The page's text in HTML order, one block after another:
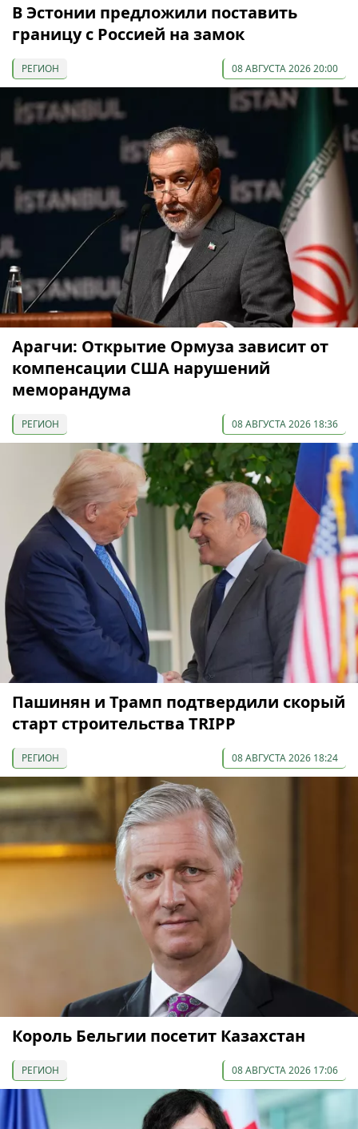
В Эстонии предложили поставить
границу с Россией на замок
РЕГИОН 08 АВГУСТА 2026 20:00
Арагчи: Открытие Ормуза зависит от
компенсации США нарушений
меморандума
РЕГИОН 08 АВГУСТА 2026 18:36
Пашинян и Трамп подтвердили скорый
старт строительства TRIPP
РЕГИОН 08 АВГУСТА 2026 18:24
Король Бельгии посетит Казахстан
РЕГИОН 08 АВГУСТА 2026 17:06